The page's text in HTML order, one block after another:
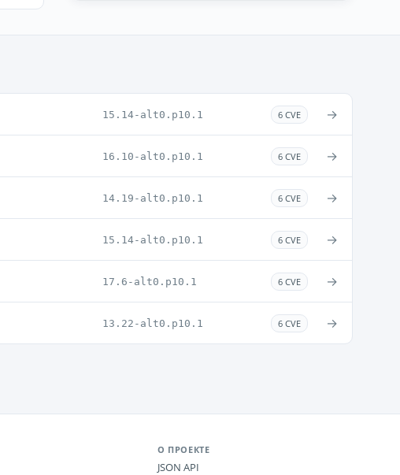
15.14-alt0.p10.1 6 CVE →
16.10-alt0.p10.1 6 CVE →
14.19-alt0.p10.1 6 CVE →
15.14-alt0.p10.1 6 CVE →
17.6-alt0.p10.1 6 CVE →
13.22-alt0.p10.1 6 CVE →
О ПРОЕКТЕ
JSON API